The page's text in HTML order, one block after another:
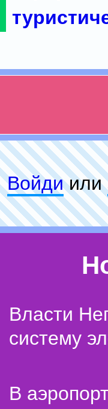
Войдиили
Власти
систему
В